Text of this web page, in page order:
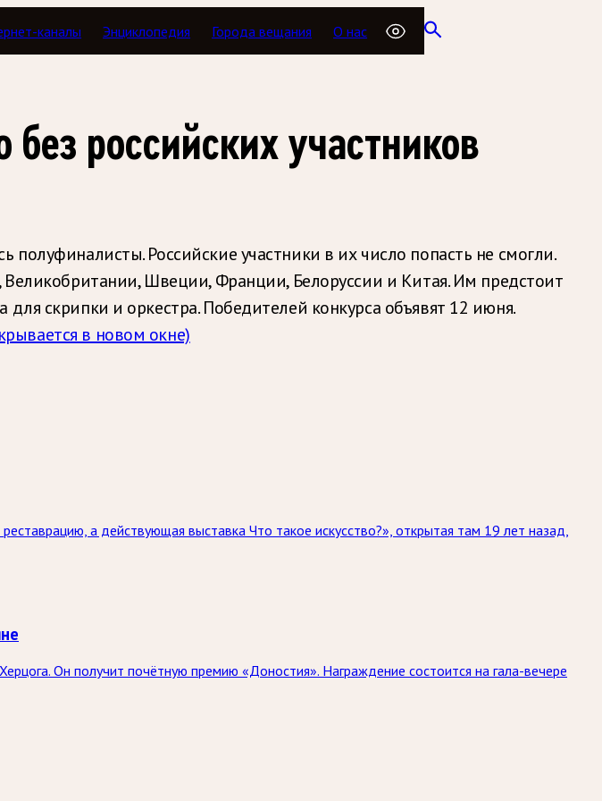
каналы Энциклопедия Города вещания О нас
российских участников
Российские участники в их число попасть не смогли.
Швеции, Франции, Белоруссии и Китая. Им предстоит
скрипки и оркестра. Победителей конкурса объявят 12 июня.
в новом окне)
а действующая выставка Что такое искусство?», открытая там 19 лет назад,
Он получит почётную премию «Доностия». Награждение состоится на гала-вечере